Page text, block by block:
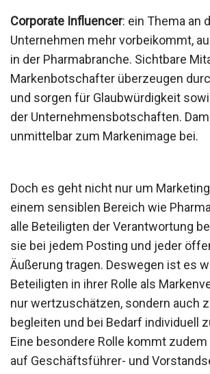
Corporate Influencer: ein Thema an
Unternehmen mehr vorbeikommt,
in der Pharmabranche. Sichtbare
Markenbotschafter überzeugen
und sorgen für Glaubwürdigkeit
der Unternehmensbotschaften.
unmittelbar zum Markenimage bei.
Doch es geht nicht nur um
einem sensiblen Bereich wie
alle Beteiligten der Verantwortung
sie bei jedem Posting und jeder
Äußerung tragen. Deswegen ist es
Beteiligten in ihrer Rolle als
nur wertzuschätzen, sondern auch
begleiten und bei Bedarf individuell
Eine besondere Rolle kommt
auf Geschäftsführer- und